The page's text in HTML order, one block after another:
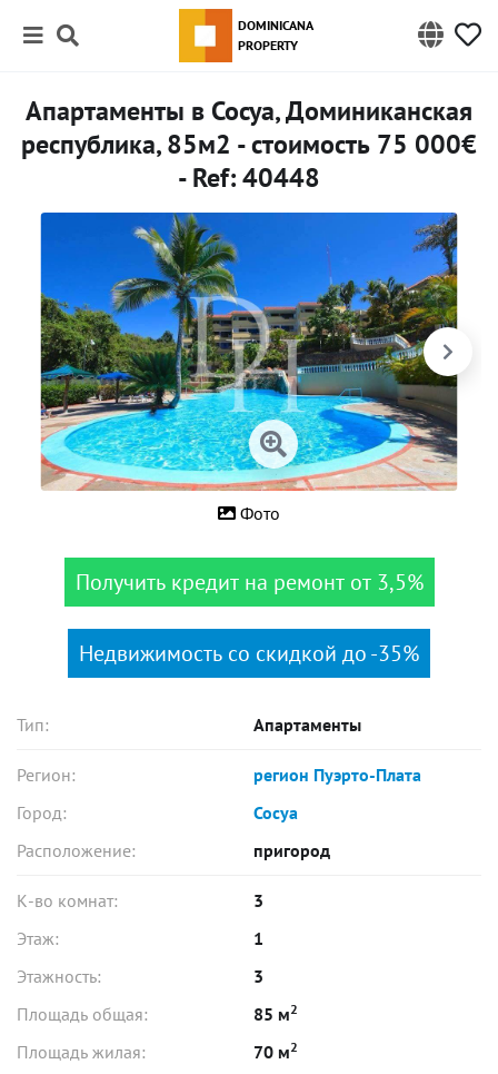
DOMINICANA
PROPERTY
Апартаменты в Сосуа, Доминиканская
республика, 85м2 - стоимость 75 000€
- Ref: 40448
Фото
Получить кредит на ремонт от 3,5%
Недвижимость со скидкой до -35%
Тип: Апартаменты
Регион:
регион Пуэрто-Плата
Город:
Сосуа
Расположение:
пригород
К-во комнат:
3
Этаж:
1
Этажность:
3
Площадь общая:
85 м2
Площадь жилая: 70 м2